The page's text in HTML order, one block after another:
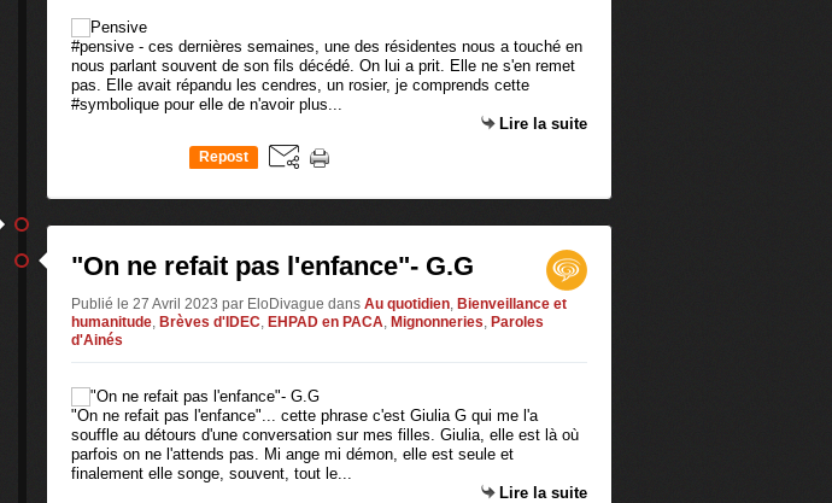
#pensive - ces dernières semaines, une des résidentes nous a touché en
nous parlant souvent de son fils décédé. On lui a prit. Elle ne s'en remet
pas. Elle avait répandu les cendres, un rosier, je comprends cette
#symbolique pour elle de n'avoir plus...
Lire la suite
Repost
"On ne refait pas l'enfance"- G.G
Publié le 27 Avril 2023 par EloDivague dans Au quotidien, Bienveillance et
humanitude, Brèves d'IDEC, EHPAD en PACA, Mignonneries, Paroles
d'Ainés
"On ne refait pas l'enfance"... cette phrase c'est Giulia G qui me l'a
souffle au détours d'une conversation sur mes filles. Giulia, elle est là où
parfois on ne l'attends pas. Mi ange mi démon, elle est seule et
finalement elle songe, souvent, tout le...
Lire la suite